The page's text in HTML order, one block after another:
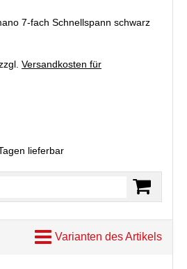
7-fach Schnellspann schwarz
Versandkosten für
lieferbar
Varianten des Artikels